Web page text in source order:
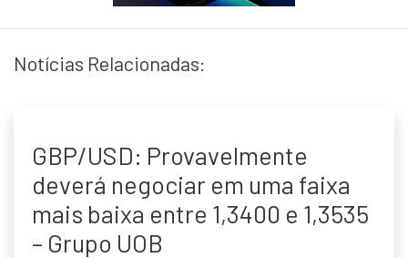
Notícias Relacionadas:
GBP/USD: Provavelmente
deverá negociar em uma faixa
mais baixa entre 1,3400 e 1,3535
– Grupo UOB